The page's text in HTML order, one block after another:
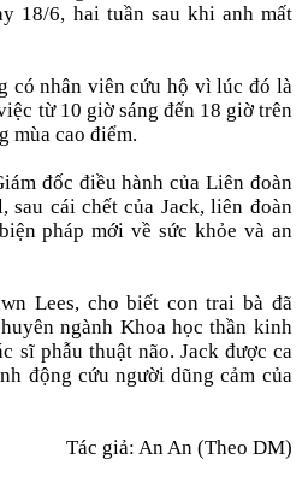
18/6, hai tuần sau khi anh mất
có nhân viên cứu hộ vì lúc đó là
từ 10 giờ sáng đến 18 giờ trên
mùa cao điểm.
đốc điều hành của Liên đoàn
cái chết của Jack, liên đoàn
pháp mới về sức khỏe và an
Lees, cho biết con trai bà đã
ngành Khoa học thần kinh
sĩ phẫu thuật não. Jack được ca
động cứu người dũng cảm của
Tác giả: An An (Theo DM)